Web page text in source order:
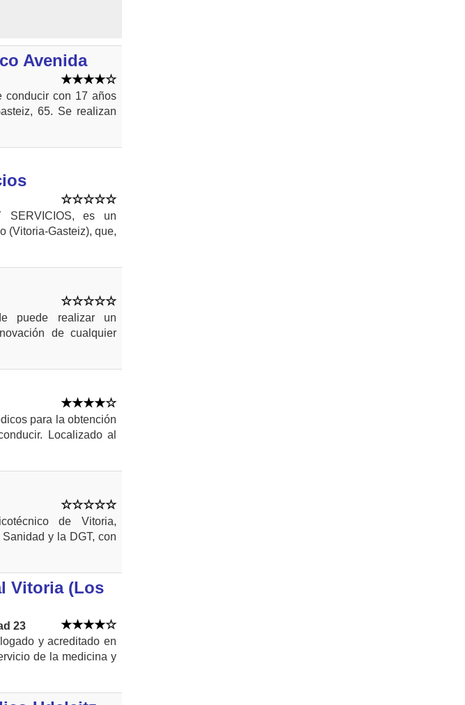
Avenida
conducir con 17 años
65. Se realizan
SERVICIOS, es un
(Vitoria-Gasteiz), que,
puede realizar un
de cualquier
para la obtención
Localizado al
de Vitoria,
y la DGT, con
Vitoria (Los
23
y acreditado en
de la medicina y